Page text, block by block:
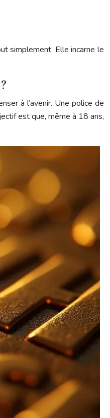
simplement. Elle incarne le
à l’avenir. Une police de
est que, même à 18 ans,